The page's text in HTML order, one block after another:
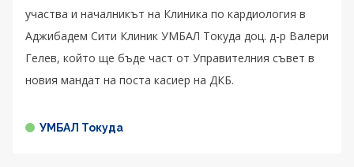
участва и началникът на Клиника по кардиология в
Аджибадем Сити Клиник УМБАЛ Токуда доц. д-р Валери
Гелев, който ще бъде част от Управителния съвет в
новия мандат на поста касиер на ДКБ.
УМБАЛ Токуда